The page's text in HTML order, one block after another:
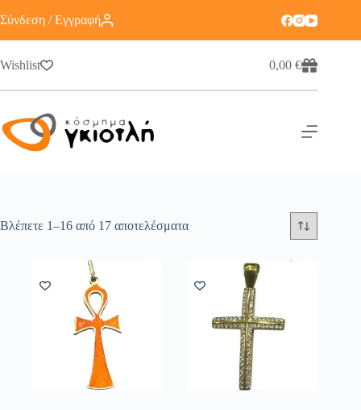
Σύνδεση / Εγγραφή
Wishlist 0,00€
Βλέπετε 1–16 από 17 αποτελέσματα